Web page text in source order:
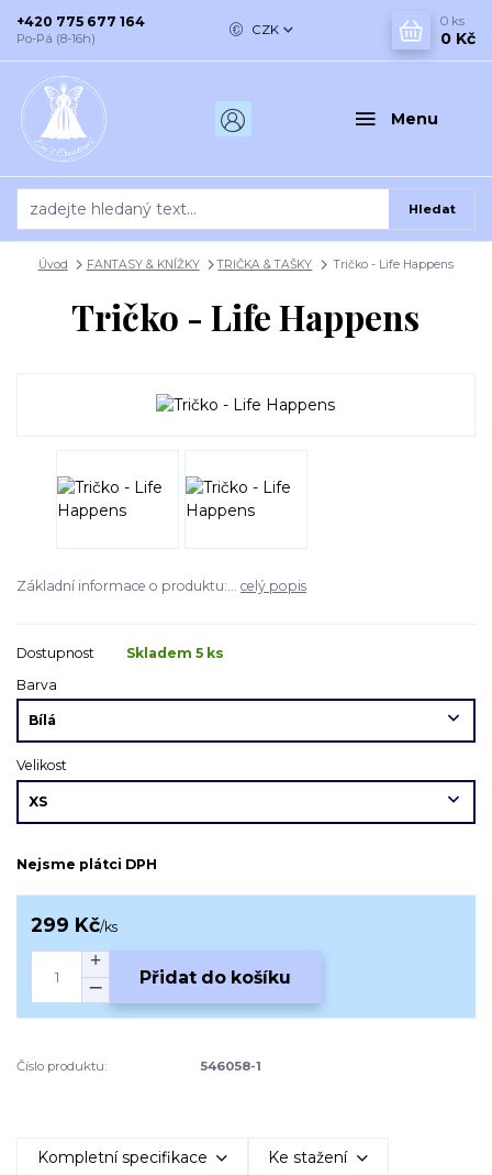
Menu
CZK
Hledat
+420 775 677 164
Po-Pá (8-16h)
0 ks
0 Kč
Úvod FANTASY & KNÍŽKY TRIČKA & TAŠKY Tričko - Life Happens
Tričko - Life Happens
Základní informace o produktu:... celý popis
Dostupnost
Skladem 5 ks
Barva
Velikost
Nejsme plátci DPH
299 Kč/ks
Přidat do košíku
Číslo produktu: 546058-1
Kompletní specifikace Ke stažení